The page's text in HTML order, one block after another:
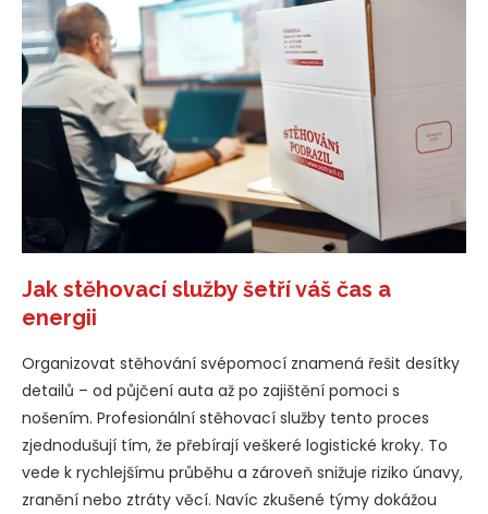
Jak stěhovací služby šetří váš čas a
energii
Organizovat stěhování svépomocí znamená řešit desítky
detailů – od půjčení auta až po zajištění pomoci s
nošením. Profesionální stěhovací služby tento proces
zjednodušují tím, že přebírají veškeré logistické kroky. To
vede k rychlejšímu průběhu a zároveň snižuje riziko únavy,
zranění nebo ztráty věcí. Navíc zkušené týmy dokážou